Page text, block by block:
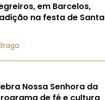
em Barcelos,
na festa de Santa
Nossa Senhora da